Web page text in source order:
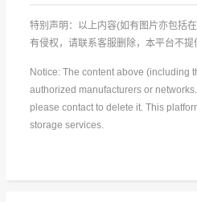
特别声明：以上内容(如有图片亦包括
有侵权，请联系客服删除，本平台不提
Notice: The content above (including
authorized manufacturers or
please contact to delete it. This
storage services.